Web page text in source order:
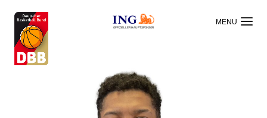
OFFIZIELLER HAUPTSPONSOR